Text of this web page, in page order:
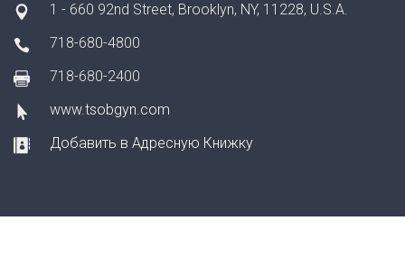
1 - 660 92nd Street, Brooklyn, NY, 11228, U.S.A.
718-680-4800
718-680-2400
www.tsobgyn.com
Добавить в Адресную Книжку